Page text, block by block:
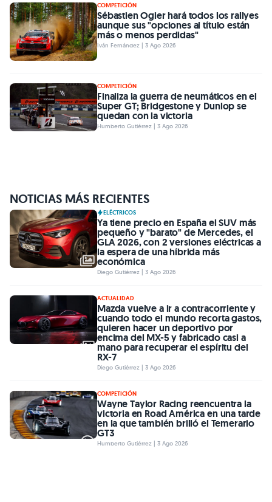
COMPETICIÓN
Sébastien Ogier hará todos los rallyes
aunque sus "opciones al título están
más o menos perdidas"
Iván Fernández | 3 Ago 2026
COMPETICIÓN
Finaliza la guerra de neumáticos en el
Super GT; Bridgestone y Dunlop se
quedan con la victoria
Humberto Gutiérrez | 3 Ago 2026
NOTICIAS MÁS RECIENTES
ELÉCTRICOS
Ya tiene precio en España el SUV más
pequeño y "barato" de Mercedes, el
GLA 2026, con 2 versiones eléctricas a
la espera de una híbrida más
económica
Diego Gutiérrez | 3 Ago 2026
ACTUALIDAD
Mazda vuelve a ir a contracorriente y
cuando todo el mundo recorta gastos,
quieren hacer un deportivo por
encima del MX-5 y fabricado casi a
mano para recuperar el espíritu del
RX-7
Diego Gutiérrez | 3 Ago 2026
COMPETICIÓN
Wayne Taylor Racing reencuentra la
victoria en Road América en una tarde
en la que también brilló el Temerario
GT3
Humberto Gutiérrez | 3 Ago 2026